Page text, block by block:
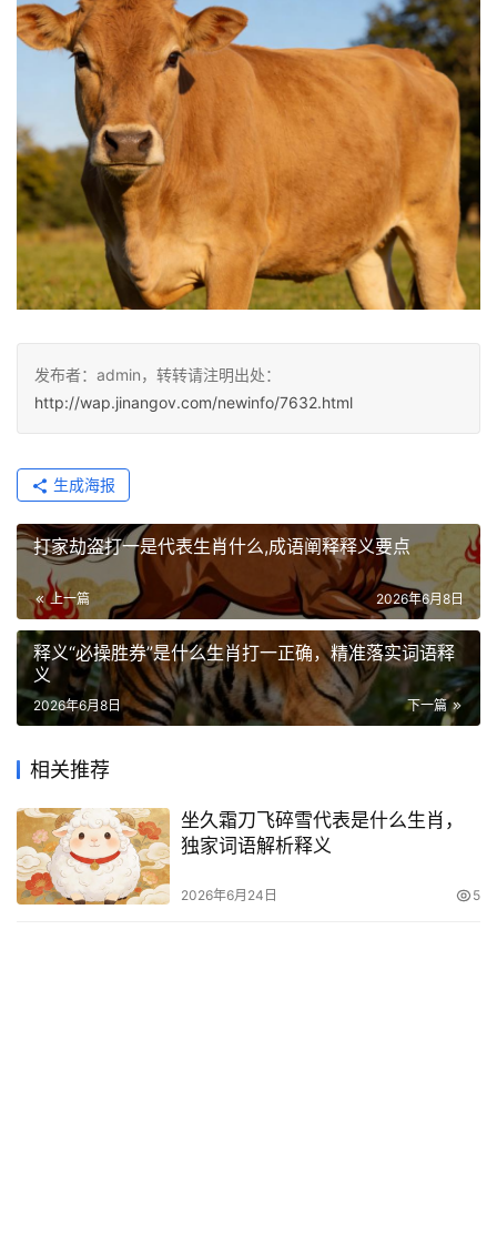
发布者：admin，转转请注明出处：
http://wap.jinangov.com/newinfo/7632.html
生成海报
打家劫盗打一是代表生肖什么,成语阐释释义要点
上一篇 2026年6月8日
释义“必操胜券”是什么生肖打一正确，精准落实词语释
义
下一篇
2026年6月8日
相关推荐
坐久霜刀飞碎雪代表是什么生肖，
独家词语解析释义
2026年6月24日 5